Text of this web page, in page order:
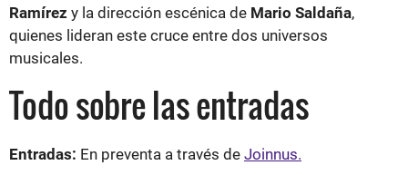
Ramírez y la dirección escénica de Mario Saldaña,
quienes lideran este cruce entre dos universos
musicales.
Todo sobre las entradas
Entradas: En preventa a través de Joinnus.